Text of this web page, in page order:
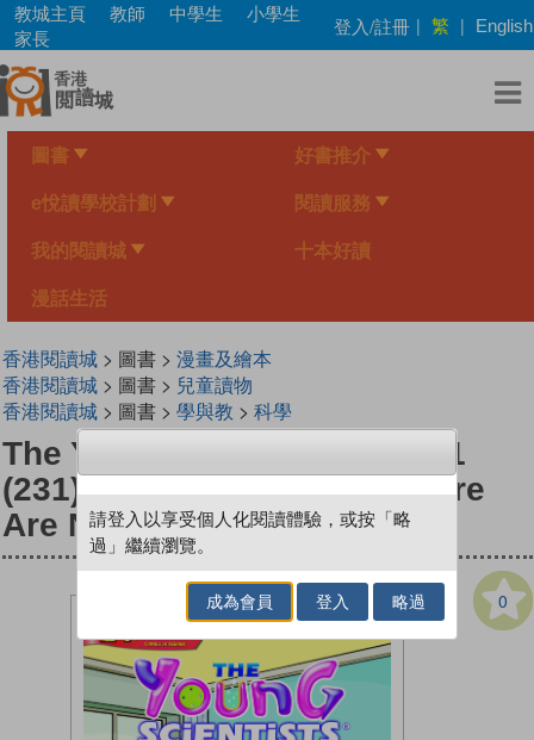
Skip
main
content
教城主頁 教師 中學生
小學生
家長
登入/註冊 | 繁 | English
圖書 好書推介
e悅讀學校計劃 閱讀服務
我的閱讀城 十本好讀
漫話生活
香港閱讀城> 圖書 > 漫畫及繪本
香港閱讀城> 圖書 > 兒童讀物
香港閱讀城> 圖書 > 學與教 > 科學
The Young Scientists Level 1
(231) Do You Know That There
Are Non-Spicy Bell Peppers
0
請登入以享受個人化閱讀體驗，或按「略
過」繼續瀏覽。
成為會員 登入 略過